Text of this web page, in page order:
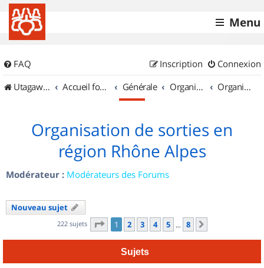
Menu
FAQ Connexion
Inscription
UtagawaVTT (Randos VTT et VTTAE avec traces GPS)
Accueil forum Générale Organisation de sorties & Recherche de partenaires Organisation de sorties en région Rhône Alpes
Organisation de sorties en
région Rhône Alpes
Modérateur : Modérateurs des Forums
Nouveau sujet
222 sujets Page 1sur
1 2 3 4 5 … 8
Sujets